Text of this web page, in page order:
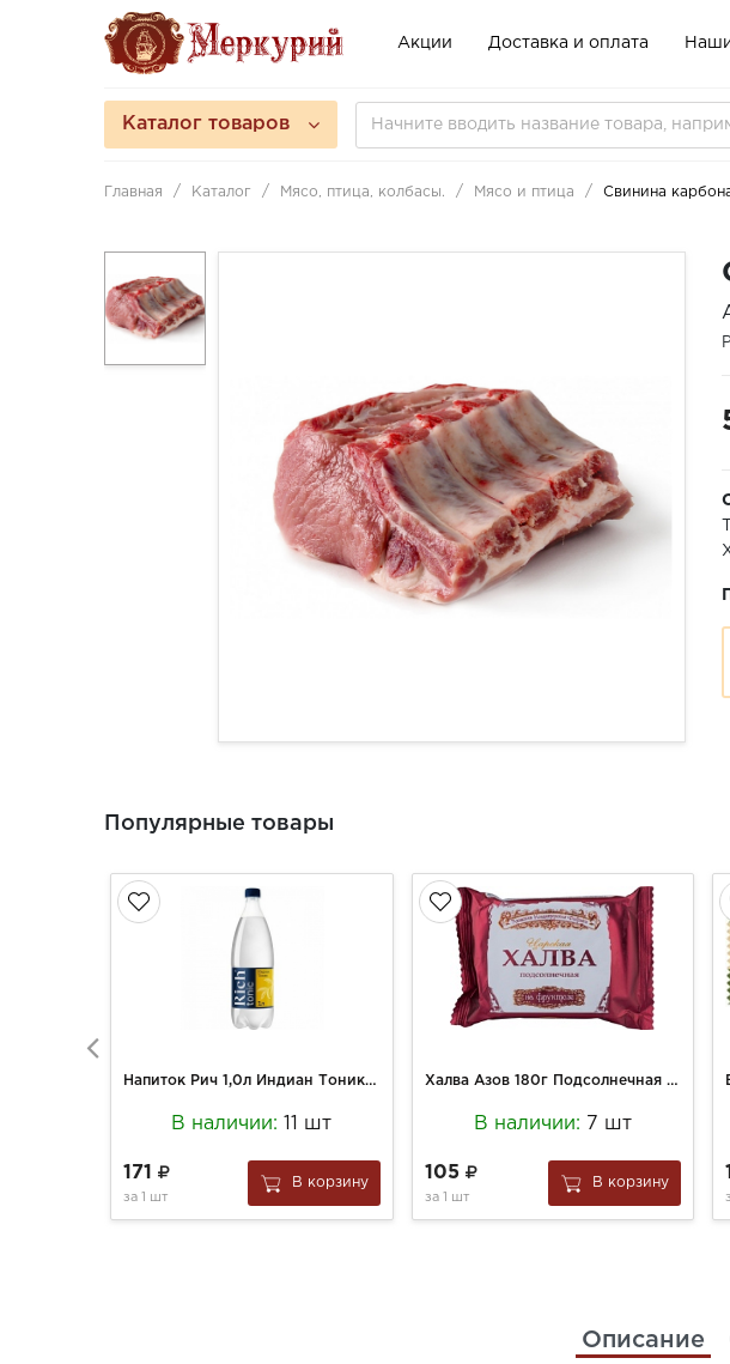
Акции Доставка и оплата
Каталог товаров
Главная Каталог Мясо, птица, колбасы. Мясо и птица Свинина
Популярные товары
Напиток Рич 1,0л Индиан Тоник ПЭТ
В наличии: 11 шт
171
за 1 шт
В корзину
Халва Азов 180г Подсолнечная на фруктозе
В наличии: 7 шт
105
за 1 шт
В корзину
Описание